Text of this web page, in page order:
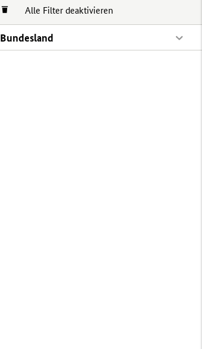
Alle Filter deaktivieren
Bundesland